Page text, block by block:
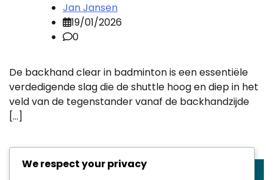
Jan Jansen
19/01/2026
0
De backhand clear in badminton is een essentiële
verdedigende slag die de shuttle hoog en diep in het
veld van de tegenstander vanaf de backhandzijde
[…]
We respect your privacy